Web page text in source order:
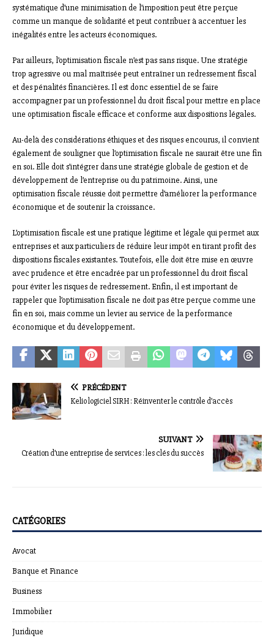
systématique d’une minimisation de l’imposition peut être perçue
comme un manque de solidarité et peut contribuer à accentuer les
inégalités entre les acteurs économiques.
Par ailleurs, l’optimisation fiscale n’est pas sans risque. Une stratégie
trop agressive ou mal maîtrisée peut entraîner un redressement fiscal
et des pénalités financières. Il est donc essentiel de se faire
accompagner par un professionnel du droit fiscal pour mettre en place
une optimisation fiscale efficace et conforme aux dispositions légales.
Au-delà des considérations éthiques et des risques encourus, il convient
également de souligner que l’optimisation fiscale ne saurait être une fin
en soi. Elle doit s’intégrer dans une stratégie globale de gestion et de
développement de l’entreprise ou du patrimoine. Ainsi, une
optimisation fiscale réussie doit permettre d’améliorer la performance
économique et de soutenir la croissance.
L’optimisation fiscale est une pratique légitime et légale qui permet aux
entreprises et aux particuliers de réduire leur impôt en tirant profit des
dispositions fiscales existantes. Toutefois, elle doit être mise en œuvre
avec prudence et être encadrée par un professionnel du droit fiscal
pour éviter les risques de redressement. Enfin, il est important de
rappeler que l’optimisation fiscale ne doit pas être perçue comme une
fin en soi, mais comme un levier au service de la performance
économique et du développement.
PRÉCÉDENT
Kelio logiciel SIRH : Réinventer le contrôle d’accès
SUIVANT
Création d’une entreprise de services : les clés du succès
CATÉGORIES
Avocat
Banque et Finance
Business
Immobilier
Juridique